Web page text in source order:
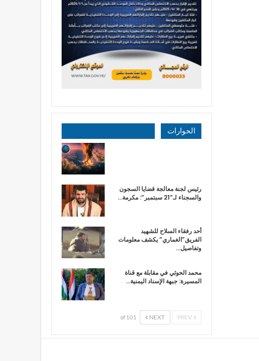
الحوارات
رئيس لجنة معالجة قضايا السجون
والسجناء لـ”21 سبتمبر”: مكرمة…
أحد رفقاء السلاح للشهيد
الفريق”الغماري” يكشف معلومات
وتفاصيل…
محمد الحوثي في مقابلة مع قناة
المسيرة: جبهة الإسناد اليمنية…
NEXT
1 of 10